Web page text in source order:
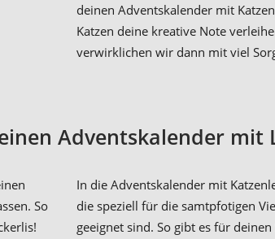
deinen Adventskalender mit
Katzen deine kreative Note
verwirklichen wir dann mit viel
Adventskalender mit
So
In die Adventskalender mit
die speziell für die samtpfotigen
geeignet sind. So gibt es für